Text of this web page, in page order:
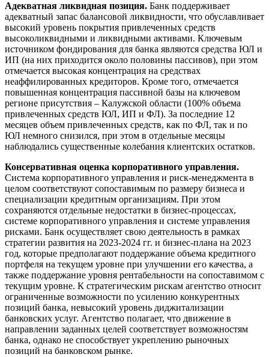
Адекватная ликвидная позиция. Банк поддерживает
адекватный запас балансовой ликвидности, что обуславливает
высокий уровень покрытия привлеченных средств
высоколиквидными и ликвидными активами. Ключевым
источником фондирования для банка являются средства ЮЛ и
ИП (на них приходится около половины пассивов), при этом
отмечается высокая концентрация на средствах
неаффилированных кредиторов. Кроме того, отмечается
повышенная концентрация пассивной базы на ключевом
регионе присутствия – Калужской области (100% объема
привлеченных средств ЮЛ, ИП и ФЛ). За последние 12
месяцев объем привлеченных средств, как по ФЛ, так и по
ЮЛ немного снизился, при этом в отдельные месяцы
наблюдались существенные колебания клиентских остатков.
Консервативная оценка корпоративного управления.
Система корпоративного управления и риск-менеджмента в
целом соответствуют сопоставимым по размеру бизнеса и
специализации кредитным организациям. При этом
сохраняются отдельные недостатки в бизнес-процессах,
системе корпоративного управления и системе управления
рисками. Банк осуществляет свою деятельность в рамках
стратегии развития на 2023-2024 гг. и бизнес-плана на 2023
год, которые предполагают поддержание объема кредитного
портфеля на текущем уровне при улучшении его качества, а
также поддержание уровня рентабельности на сопоставимом с
текущим уровне. К стратегическим рискам агентство относит
ограниченные возможности по усилению конкурентных
позиций банка, невысокий уровень диджитализации
банковских услуг. Агентство полагает, что движение в
направлении заданных целей соответствует возможностям
банка, однако не способствует укреплению рыночных
позиций на банковском рынке.